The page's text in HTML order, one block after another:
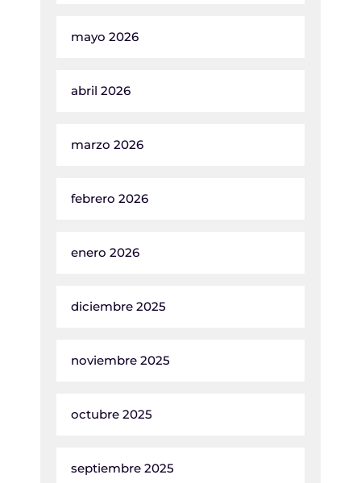
mayo 2026
abril 2026
marzo 2026
febrero 2026
enero 2026
diciembre 2025
noviembre 2025
octubre 2025
septiembre 2025